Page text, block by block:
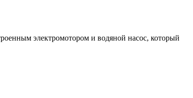
электромотором и водяной насос, который